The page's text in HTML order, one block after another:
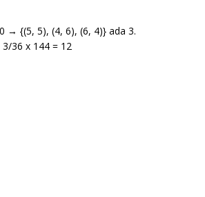
→ {(5, 5), (4, 6), (6, 4)} ada 3.
36 x 144 = 12